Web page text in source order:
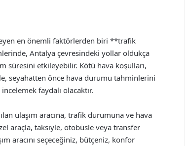
en önemli faktörlerden biri **trafik
Antalya çevresindeki yollar oldukça
süresini etkileyebilir. Kötü hava koşulları,
seyahatten önce hava durumu tahminlerini
faydalı olacaktır.
ulaşım aracına, trafik durumuna ve hava
araçla, taksiyle, otobüsle veya transfer
aracını seçeceğiniz, bütçeniz, konfor